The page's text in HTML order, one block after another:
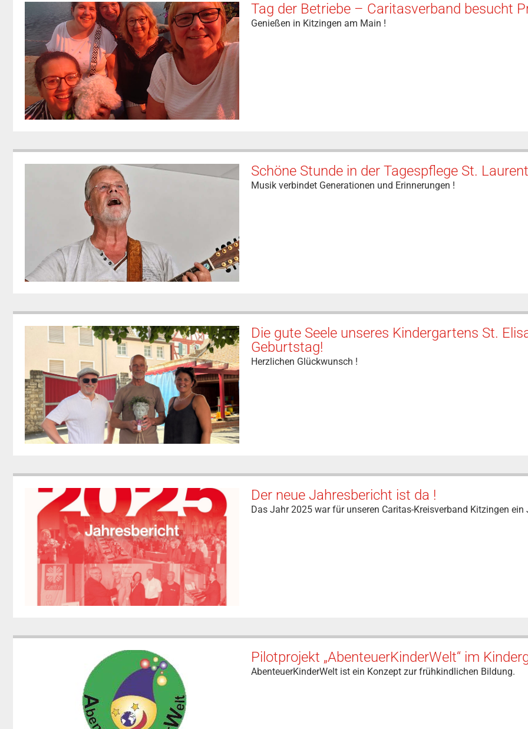
Tag der Betriebe – Caritasverband besucht
Genießen in Kitzingen am Main !
Schöne Stunde in der Tagespflege St.
Musik verbindet Generationen und Erinnerungen !
Die gute Seele unseres Kindergartens St.
Geburtstag!
Herzlichen Glückwunsch !
Der neue Jahresbericht ist da !
Das Jahr 2025 war für unseren Caritas-Kreisverband Kitzingen
Pilotprojekt „AbenteuerKinderWelt“ im
AbenteuerKinderWelt ist ein Konzept zur frühkindlichen Bildung.